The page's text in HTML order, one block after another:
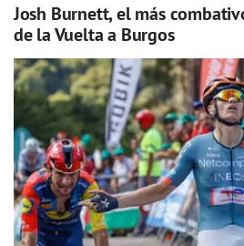
Josh Burnett, el más
de la Vuelta a Burgos